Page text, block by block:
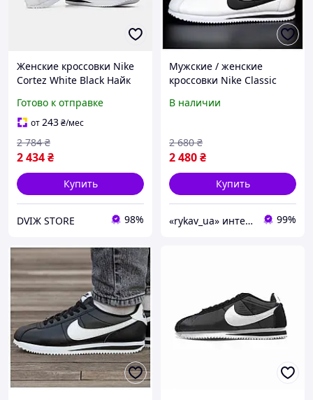
Женские кроссовки Nike
Cortez White Black Найк
кожаные демисезон
унисекс
Готово к отправке
от243₴/мес
2 434₴
2 784 ₴
Купить
DVIЖ STORE 98%
Мужские / женские
кроссовки Nike Classic
кожаные кроссовки найк
В наличии
2 480₴
2 680 ₴
Купить
«rykav_ua» интернет магазин одежды и обуви 99%